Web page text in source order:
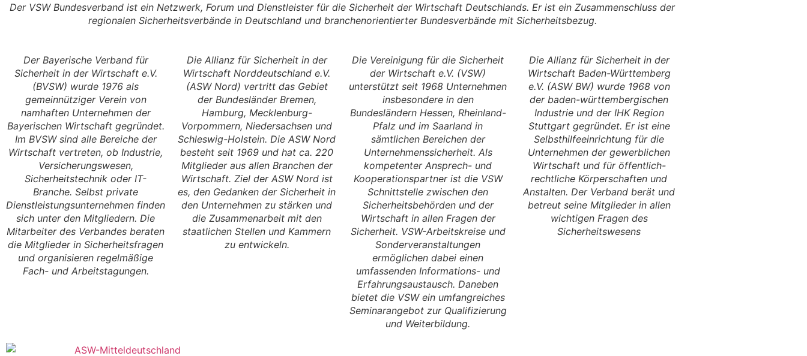
Der VSW Bundesverband ist ein Netzwerk, Forum und Dienstleister für die Sicherheit der Wirtschaft Deutschlands. Er ist ein Zusammenschluss der
regionalen Sicherheitsverbände in Deutschland und branchenorientierter Bundesverbände mit Sicherheitsbezug.
Der Bayerische Verband für
Sicherheit in der Wirtschaft e.V.
(BVSW) wurde 1976 als
gemeinnütziger Verein von
namhaften Unternehmen der
Bayerischen Wirtschaft gegründet.
Im BVSW sind alle Bereiche der
Wirtschaft vertreten, ob Industrie,
Versicherungswesen,
Sicherheitstechnik oder IT-
Branche. Selbst private
Dienstleistungsunternehmen finden
sich unter den Mitgliedern. Die
Mitarbeiter des Verbandes beraten
die Mitglieder in Sicherheitsfragen
und organisieren regelmäßige
Fach- und Arbeitstagungen.
Die Allianz für Sicherheit in der
Wirtschaft Norddeutschland e.V.
(ASW Nord) vertritt das Gebiet
der Bundesländer Bremen,
Hamburg, Mecklenburg-
Vorpommern, Niedersachsen und
Schleswig-Holstein. Die ASW Nord
besteht seit 1969 und hat ca. 220
Mitglieder aus allen Branchen der
Wirtschaft. Ziel der ASW Nord ist
es, den Gedanken der Sicherheit in
den Unternehmen zu stärken und
die Zusammenarbeit mit den
staatlichen Stellen und Kammern
zu entwickeln.
Die Vereinigung für die Sicherheit
der Wirtschaft e.V. (VSW)
unterstützt seit 1968 Unternehmen
insbesondere in den
Bundesländern Hessen, Rheinland-
Pfalz und im Saarland in
sämtlichen Bereichen der
Unternehmenssicherheit. Als
kompetenter Ansprech- und
Kooperationspartner ist die VSW
Schnittstelle zwischen den
Sicherheitsbehörden und der
Wirtschaft in allen Fragen der
Sicherheit. VSW-Arbeitskreise und
Sonderveranstaltungen
ermöglichen dabei einen
umfassenden Informations- und
Erfahrungsaustausch. Daneben
bietet die VSW ein umfangreiches
Seminarangebot zur Qualifizierung
und Weiterbildung.
Die Allianz für Sicherheit in der
Wirtschaft Baden-Württemberg
e.V. (ASW BW) wurde 1968 von
der baden-württembergischen
Industrie und der IHK Region
Stuttgart gegründet. Er ist eine
Selbsthilfeeinrichtung für die
Unternehmen der gewerblichen
Wirtschaft und für öffentlich-
rechtliche Körperschaften und
Anstalten. Der Verband berät und
betreut seine Mitglieder in allen
wichtigen Fragen des
Sicherheitswesens